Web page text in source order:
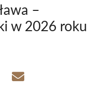
–
w 2026 roku
Share